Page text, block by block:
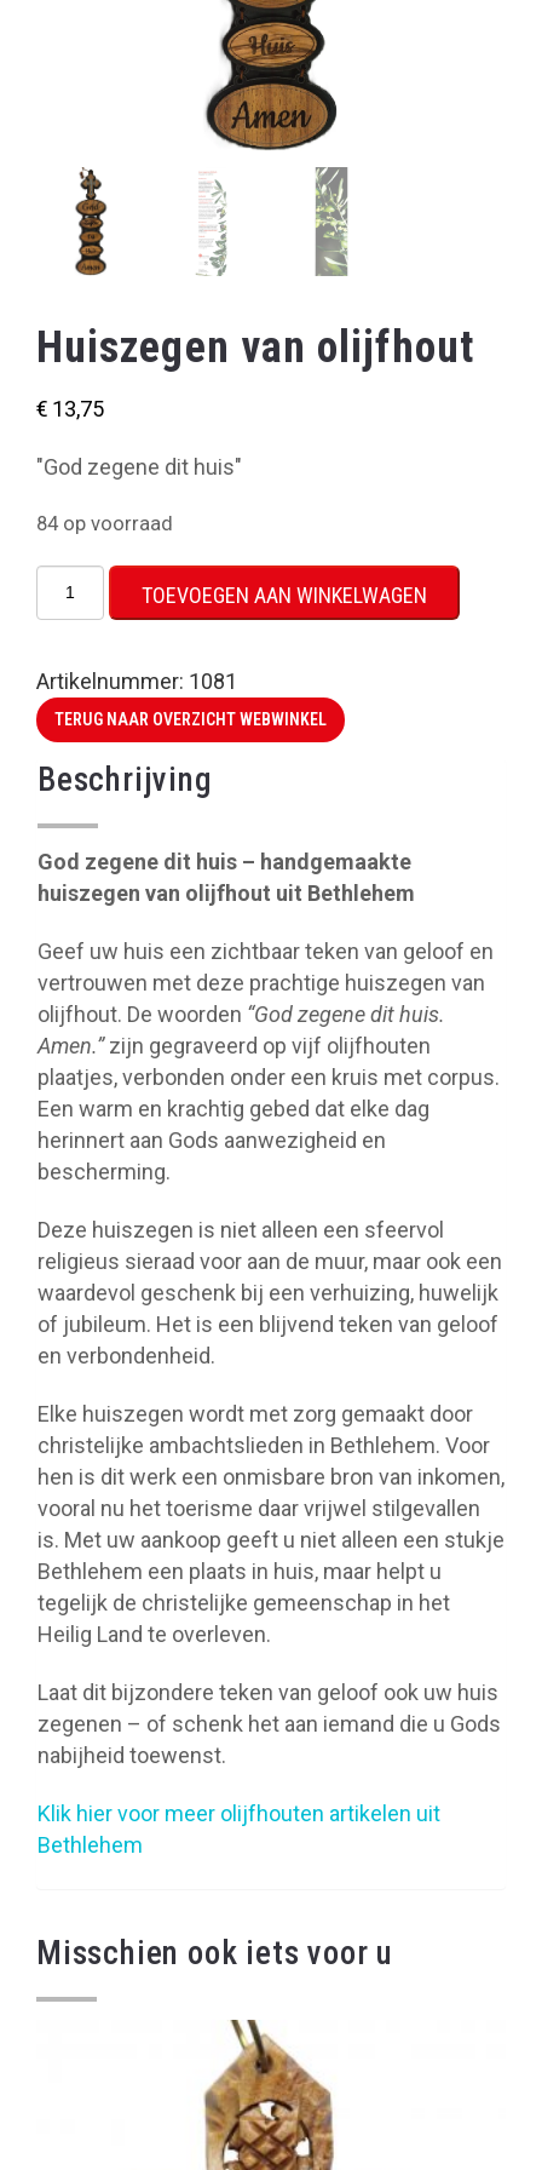
Huiszegen van olijfhout
€ 13,75
"God zegene dit huis"
84 op voorraad
Huiszegen
van
aantal
TOEVOEGEN AAN WINKELWAGEN
Artikelnummer: 1081
TERUG NAAR OVERZICHT WEBWINKEL
Beschrijving
God zegene dit huis – handgemaakte
huiszegen van olijfhout uit Bethlehem
Geef uw huis een zichtbaar teken van geloof en
vertrouwen met deze prachtige huiszegen van
olijfhout. De woorden “God zegene dit huis.
Amen.”zijn gegraveerd op vijf olijfhouten
plaatjes, verbonden onder een kruis met corpus.
Een warm en krachtig gebed dat elke dag
herinnert aan Gods aanwezigheid en
bescherming.
Deze huiszegen is niet alleen een sfeervol
religieus sieraad voor aan de muur, maar ook een
waardevol geschenk bij een verhuizing, huwelijk
of jubileum. Het is een blijvend teken van geloof
en verbondenheid.
Elke huiszegen wordt met zorg gemaakt door
christelijke ambachtslieden in Bethlehem. Voor
hen is dit werk een onmisbare bron van inkomen,
vooral nu het toerisme daar vrijwel stilgevallen
is. Met uw aankoop geeft u niet alleen een stukje
Bethlehem een plaats in huis, maar helpt u
tegelijk de christelijke gemeenschap in het
Heilig Land te overleven.
Laat dit bijzondere teken van geloof ook uw huis
zegenen – of schenk het aan iemand die u Gods
nabijheid toewenst.
Klik hier voor meer olijfhouten artikelen uit
Bethlehem
Misschien ook iets voor u